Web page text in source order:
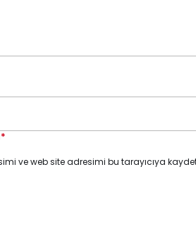
*
ve web site adresimi bu tarayıcıya